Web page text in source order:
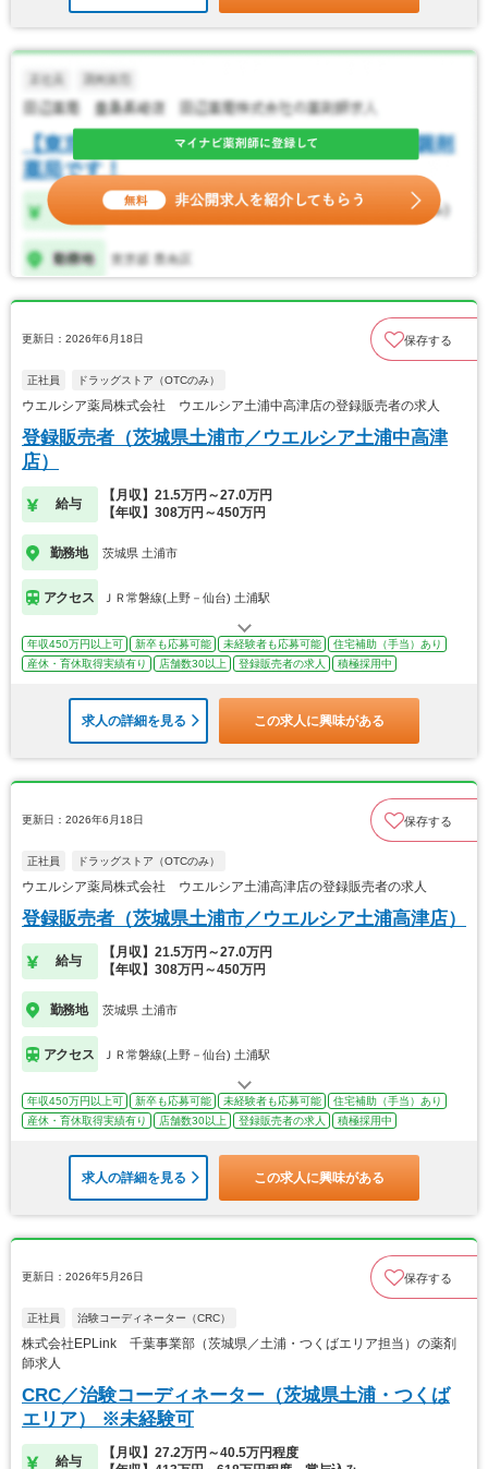
更新日：2026年6月18日 保存する
正社員 ドラッグストア（OTCのみ）
ウエルシア薬局株式会社 ウエルシア土浦中高津店の登録販売者の求人
登録販売者（茨城県土浦市／ウエルシア土浦中高津
店）
給与
【月収】21.5万円～27.0万円
【年収】308万円～450万円
勤務地 茨城県 土浦市
アクセス ＪＲ常磐線(上野－仙台) 土浦駅
年収450万円以上可 新卒も応募可能 未経験者も応募可能
住宅補助（手当）あり
産休・育休取得実績有り
店舗数30以上 登録販売者の求人 積極採用中
求人の詳細を見る この求人に興味がある
更新日：2026年6月18日 保存する
正社員 ドラッグストア（OTCのみ）
ウエルシア薬局株式会社 ウエルシア土浦高津店の登録販売者の求人
登録販売者（茨城県土浦市／ウエルシア土浦高津店）
給与
【月収】21.5万円～27.0万円
【年収】308万円～450万円
勤務地 茨城県 土浦市
アクセス ＪＲ常磐線(上野－仙台) 土浦駅
年収450万円以上可 新卒も応募可能 未経験者も応募可能
住宅補助（手当）あり
産休・育休取得実績有り
店舗数30以上 登録販売者の求人 積極採用中
求人の詳細を見る この求人に興味がある
更新日：2026年5月26日 保存する
正社員 治験コーディネーター（CRC）
株式会社EPLink 千葉事業部（茨城県／土浦・つくばエリア担当）の薬剤
師求人
CRC／治験コーディネーター（茨城県土浦・つくば
エリア） ※未経験可
給与
【月収】27.2万円～40.5万円程度